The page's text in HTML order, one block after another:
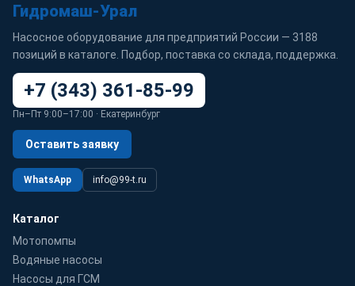
Гидромаш-Урал
Насосное оборудование для предприятий России — 3188
позиций в каталоге. Подбор, поставка со склада, поддержка.
+7 (343) 361-85-99
Пн–Пт 9:00–17:00 · Екатеринбург
Оставить заявку
WhatsApp info@99-t.ru
Каталог
Мотопомпы
Водяные насосы
Насосы для ГСМ